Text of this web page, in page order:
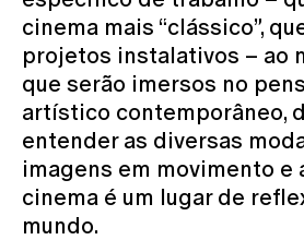
cinema mais “clássico”,
projetos instalativos – ao
que serão imersos no
artístico contemporâneo,
entender as diversas
imagens em movimento e
cinema é um lugar de
mundo.